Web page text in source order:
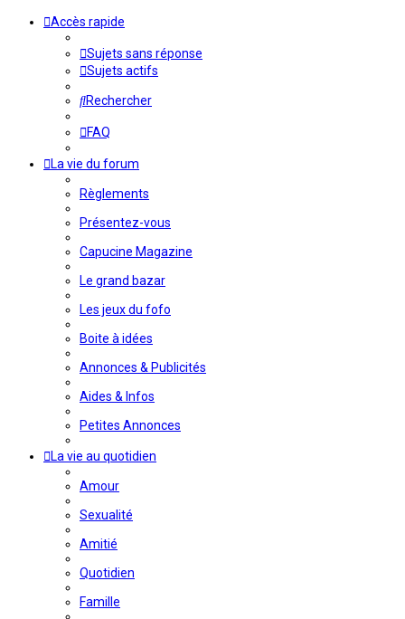
Accès rapide
Sujets sans réponse
Sujets actifs
Rechercher
FAQ
La vie du forum
Règlements
Présentez-vous
Capucine Magazine
Le grand bazar
Les jeux du fofo
Boite à idées
Annonces & Publicités
Aides & Infos
Petites Annonces
La vie au quotidien
Amour
Sexualité
Amitié
Quotidien
Famille